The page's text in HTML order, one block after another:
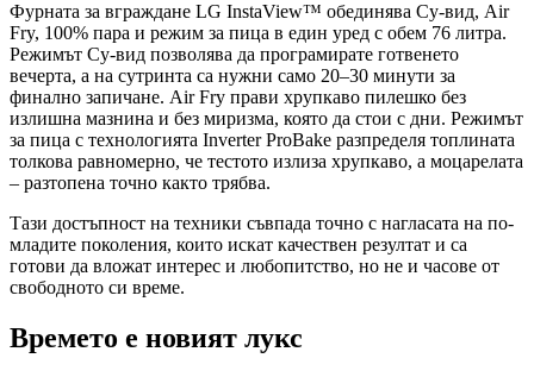
Фурната за вграждане LG InstaView™ обединява Су-вид, Air
Fry, 100% пара и режим за пица в един уред с обем 76 литра.
Режимът Су-вид позволява да програмирате готвенето
вечерта, а на сутринта са нужни само 20–30 минути за
финално запичане. Air Fry прави хрупкаво пилешко без
излишна мазнина и без миризма, която да стои с дни. Режимът
за пица с технологията Inverter ProBake разпределя топлината
толкова равномерно, че тестото излиза хрупкаво, а моцарелата
– разтопена точно както трябва.
Тази достъпност на техники съвпада точно с нагласата на по-
младите поколения, които искат качествен резултат и са
готови да вложат интерес и любопитство, но не и часове от
свободното си време.
Времето е новият лукс